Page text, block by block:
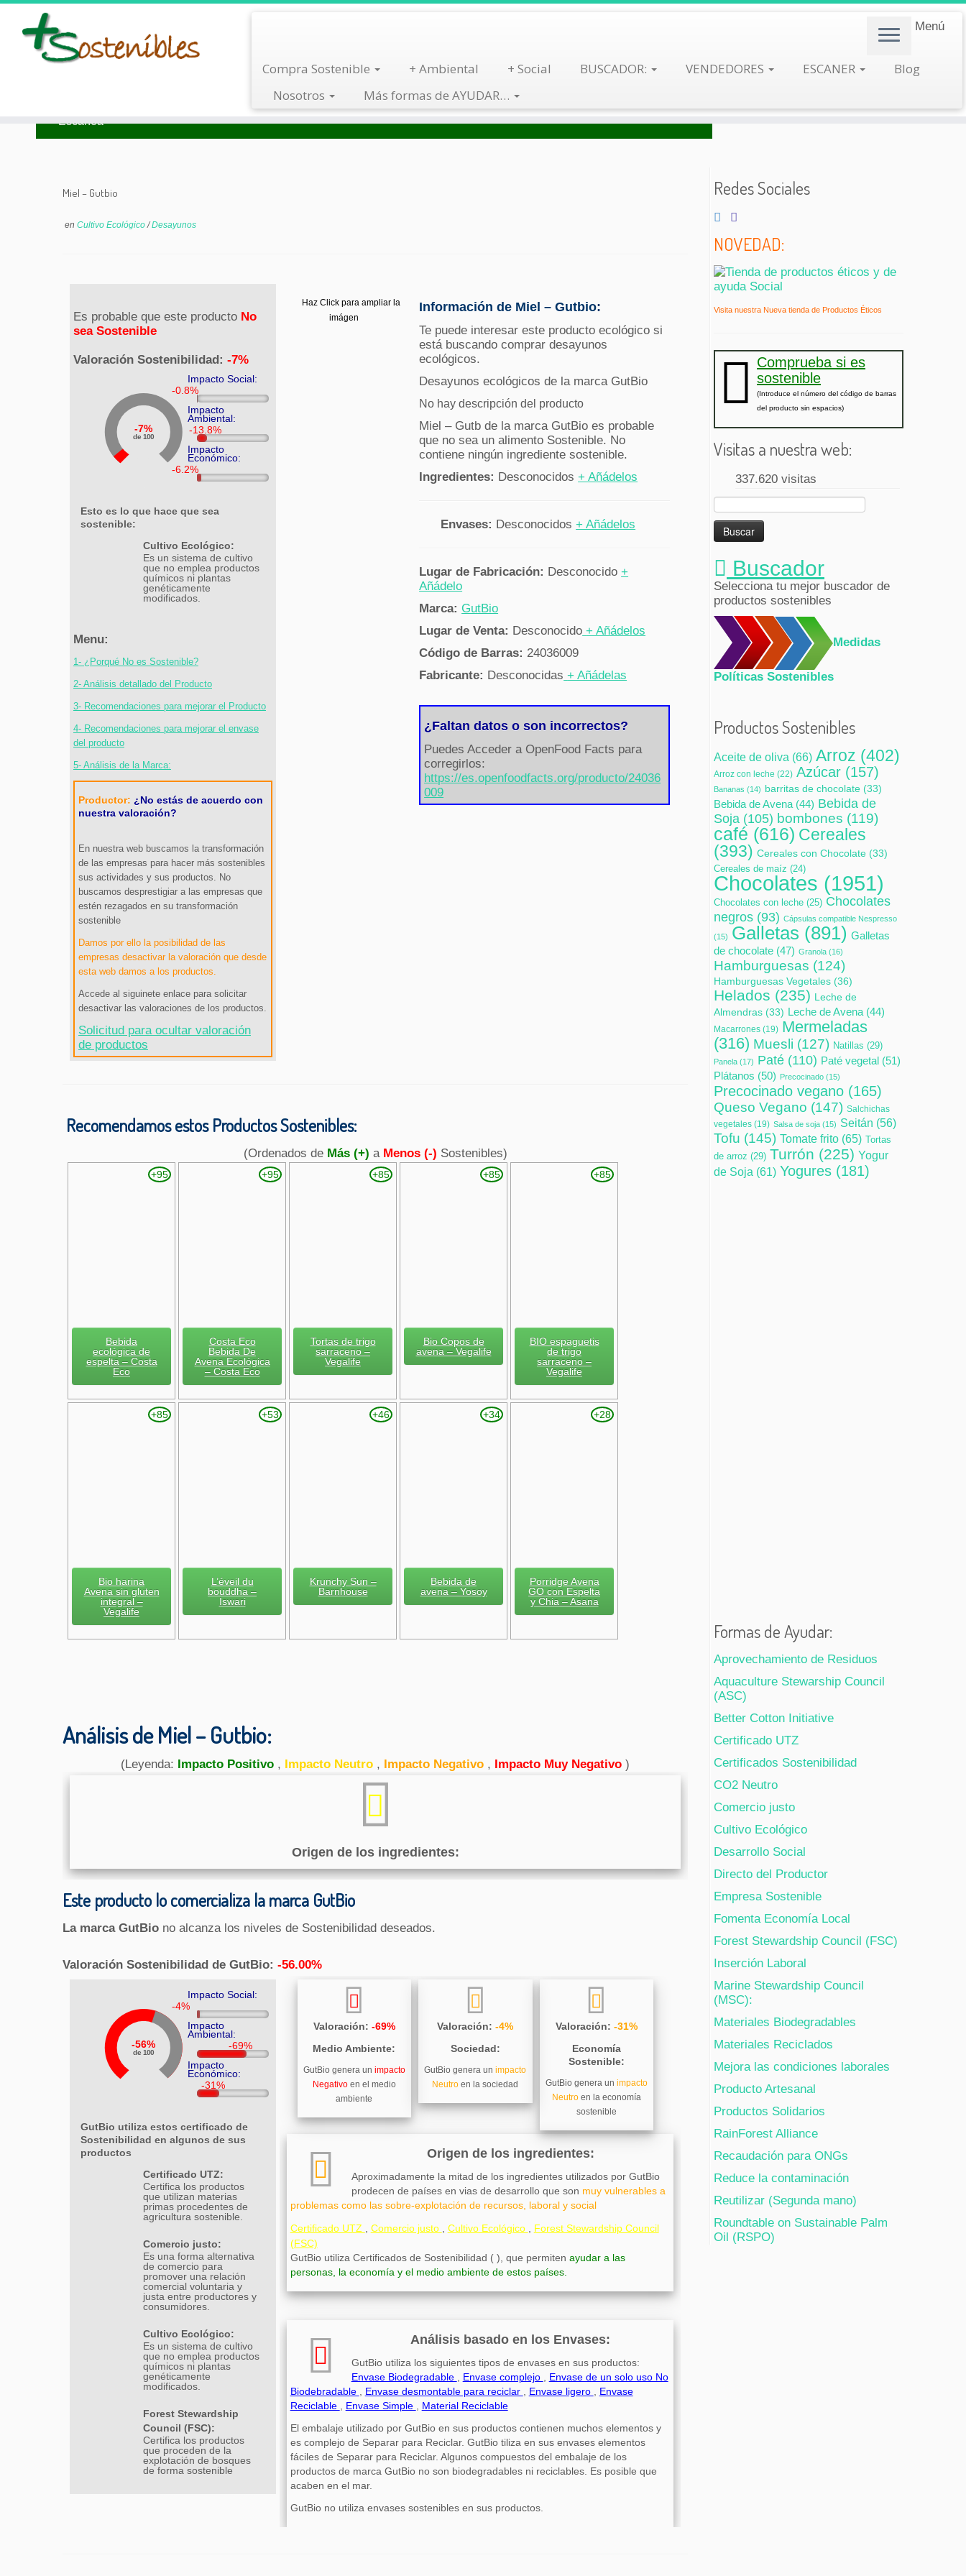
Saltar
contenido
Menú
Compra Sostenible + Ambiental + Social BUSCADOR: VENDEDORES ESCANER
Blog
Nosotros
Más formas de AYUDAR…
Escanea
Miel – Gutbio
en Cultivo Ecológico/Desayunos
Es probable que este producto No
sea Sostenible
Valoración Sostenibilidad: -7%
7%
de 100
Impacto Social:
Impacto
Ambiental:
Impacto
Económico:
Esto es lo que hace que sea
sostenible:
Cultivo Ecológico:
Es un sistema de cultivo
que no emplea productos
químicos ni plantas
genéticamente
modificados.
Menu:
1- ¿Porqué No es Sostenible?
2- Análisis detallado del Producto
3- Recomendaciones para mejorar el Producto
4- Recomendaciones para mejorar el envase
del producto
5- Análisis de la Marca:
Productor: ¿No estás de acuerdo con
nuestra valoración?
En nuestra web buscamos la transformación
de las empresas para hacer más sostenibles
sus actividades y sus productos. No
buscamos desprestigiar a las empresas que
estén rezagados en su transformación
sostenible
Damos por ello la posibilidad de las
empresas desactivar la valoración que desde
esta web damos a los productos.
Accede al siguinete enlace para solicitar
desactivar las valoraciones de los productos.
Solicitud para ocultar valoración
de productos
Haz Click para ampliar la
imágen
Información de Miel – Gutbio:
Te puede interesar este producto ecológico si
está buscando comprar desayunos
ecológicos.
Desayunos ecológicos de la marca GutBio
No hay descripción del producto
Miel – Gutb de la marca GutBio es probable
que no sea un alimento Sostenible. No
contiene ningún ingrediente sostenible.
Ingredientes: Desconocidos+ Añádelos
Envases: Desconocidos+ Añádelos
Lugar de Fabricación: Desconocido+
Añádelo
Marca: GutBio
Lugar de Venta: Desconocido + Añádelos
Código de Barras: 24036009
Fabricante: Desconocidas + Añádelas
¿Faltan datos o son incorrectos?
Puedes Acceder a OpenFood Facts para
corregirlos:
https://es.openfoodfacts.org/producto/24036
009
Recomendamos estos Productos Sostenibles:
(Ordenados de Más (+) a Menos (-) Sostenibles)
+95
Bebida
ecológica de
espelta – Costa
Eco
+95
Costa Eco
Bebida De
Avena Ecológica
– Costa Eco
+85
Tortas de trigo
sarraceno –
Vegalife
+85
Bio Copos de
avena – Vegalife
+85
BIO espaguetis
de trigo
sarraceno –
Vegalife
+85
Bio harina
Avena sin gluten
integral –
Vegalife
+53
L’éveil du
bouddha –
Iswari
+46
Krunchy Sun –
Barnhouse
+34
Bebida de
avena – Yosoy
+28
Porridge Avena
GO con Espelta
y Chia – Asana
Análisis de Miel – Gutbio:
(Leyenda: Impacto Positivo , Impacto Neutro , Impacto Negativo , Impacto Muy Negativo )
Origen de los ingredientes:
Este producto lo comercializa la marca GutBio
La marca GutBio no alcanza los niveles de Sostenibilidad deseados.
Valoración Sostenibilidad de GutBio: -56.00%
56%
de 100
Impacto Social:
Impacto
Ambiental:
Impacto
Económico:
GutBio utiliza estos certificado de
Sostenibilidad en algunos de sus
productos
Certificado UTZ:
Certifica los productos
que utilizan materias
primas procedentes de
agricultura sostenible.
Comercio justo:
Es una forma alternativa
de comercio para
promover una relación
comercial voluntaria y
justa entre productores y
consumidores.
Cultivo Ecológico:
Es un sistema de cultivo
que no emplea productos
químicos ni plantas
genéticamente
modificados.
Forest Stewardship
Council (FSC):
Certifica los productos
que proceden de la
explotación de bosques
de forma sostenible
Valoración: -69%
Medio Ambiente:
GutBio genera un impacto
Negativo en el medio
ambiente
Valoración:-4%
Sociedad:
GutBio genera unimpacto
Neutroen la sociedad
Valoración: -31%
Economía
Sostenible:
GutBio genera un impacto
Neutro en la economía
sostenible
Origen de los ingredientes:
Aproximadamente la mitad de los ingredientes utilizados por GutBio
prodecen de países en vias de desarrollo que son muy vulnerables a
problemas como las sobre-explotación de recursos, laboral y social
Certificado UTZ , Comercio justo , Cultivo Ecológico , Forest Stewardship Council
(FSC)
GutBio utiliza Certificados de Sostenibilidad ( ), que permiten ayudar a las
personas, la economía y el medio ambiente de estos países.
Análisis basado en los Envases:
GutBio utiliza los siguientes tipos de envases en sus productos:
Envase Biodegradable , Envase complejo , Envase de un solo uso No
Biodebradable , Envase desmontable para reciclar , Envase ligero , Envase
Reciclable , Envase Simple , Material Reciclable
El embalaje utilizado por GutBio en sus productos contienen muchos elementos y
es complejo de Separar para Reciclar. GutBio tiliza en sus envases elementos
fáciles de Separar para Reciclar. Algunos compuestos del embalaje de los
productos de marca GutBio no son biodegradables ni reciclables. Es posible que
acaben en el mar.
GutBio no utiliza envases sostenibles en sus productos.
Redes Sociales
NOVEDAD:
Visita nuestra Nueva tienda de Productos Éticos
Comprueba si es
sostenible
(Introduce el número del código de barras
del producto sin espacios)
Visitas a nuestra web:
337.620 visitas
Buscador
Selecciona tu mejor buscador de
productos sostenibles
Medidas
Políticas Sostenibles
Productos Sostenibles
Aceite de oliva (66) Arroz (402)
Arroz con leche (22) Azúcar (157)
Bananas (14) barritas de chocolate (33)
Bebida de Avena(44) Bebida de
Soja (105) bombones (119)
café (616) Cereales
(393) Cereales con Chocolate (33)
Cereales de maíz (24)
Chocolates (1951)
Chocolates con leche (25) Chocolates
negros (93) Cápsulas compatible Nespresso
(15) Galletas (891) Galletas
de chocolate (47) Granola (16)
Hamburguesas (124)
Hamburguesas Vegetales (36)
Helados (235) Leche de
Almendras (33) Leche de Avena(44)
Macarrones (19) Mermeladas
(316) Muesli (127) Natillas (29)
Panela (17) Paté (110) Paté vegetal (51)
Plátanos (50) Precocinado (15)
Precocinado vegano (165)
Queso Vegano (147) Salchichas
vegetales (19) Salsa de soja (15) Seitán (56)
Tofu (145) Tomate frito (65) Tortas
de arroz (29) Turrón (225) Yogur
de Soja (61) Yogures (181)
Formas de Ayudar:
Aprovechamiento de Residuos
Aquaculture Stewarship Council
(ASC)
Better Cotton Initiative
Certificado UTZ
Certificados Sostenibilidad
CO2 Neutro
Comercio justo
Cultivo Ecológico
Desarrollo Social
Directo del Productor
Empresa Sostenible
Fomenta Economía Local
Forest Stewardship Council (FSC)
Inserción Laboral
Marine Stewardship Council
(MSC):
Materiales Biodegradables
Materiales Reciclados
Mejora las condiciones laborales
Producto Artesanal
Productos Solidarios
RainForest Alliance
Recaudación para ONGs
Reduce la contaminación
Reutilizar (Segunda mano)
Roundtable on Sustainable Palm
Oil (RSPO)